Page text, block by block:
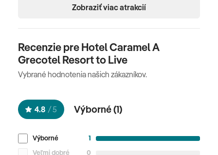
Zobraziť viac atrakcií
Recenzie pre Hotel Caramel A
Grecotel Resort to Live
Vybrané hodnotenia našich zákazníkov.
4.8 /5 Výborné (1)
Výborné
1
Veľmi dobré
0